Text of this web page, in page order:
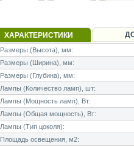
ХАРАКТЕРИСТИКИ
Размеры (Высота), мм:
Размеры (Ширина), мм:
Размеры (Глубина), мм:
Лампы (Количество ламп), шт:
Лампы (Мощность ламп), Вт:
Лампы (Общая мощность), Вт:
Лампы (Тип цоколя):
Площадь освещения, м2: